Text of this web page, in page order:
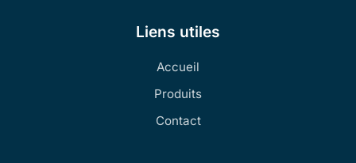
Liens utiles
Accueil
Produits
Contact